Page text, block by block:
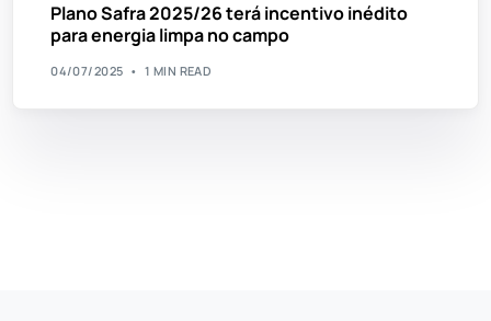
Plano Safra 2025/26 terá incentivo inédito
para energia limpa no campo
04/07/2025 1 MIN READ